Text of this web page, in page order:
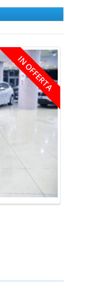
IN OFFERTA